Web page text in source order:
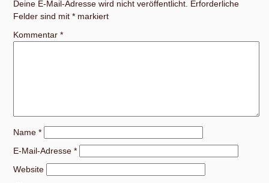
Deine E-Mail-Adresse wird nicht veröffentlicht. Erforderliche
Felder sind mit* markiert
Kommentar*
Name*
E-Mail-Adresse*
Website